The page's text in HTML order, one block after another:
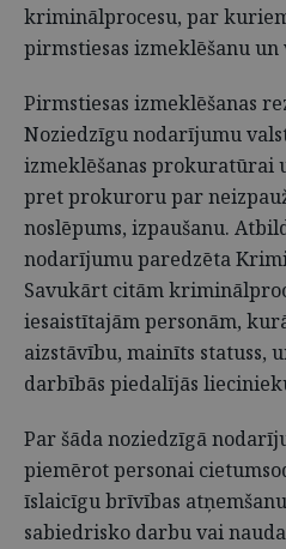
kriminālprocesu, par
pirmstiesas izmeklēšanu
Pirmstiesas izmeklēšanas
Noziedzīgu nodarījumu
izmeklēšanas prokuratūrai
pret prokuroru par
noslēpums, izpaušanu.
nodarījumu paredzēta
Savukārt citām
iesaistītajām personām,
aizstāvību, mainīts statuss,
darbībās piedalījās
Par šāda noziedzīgā
piemērot personai
īslaicīgu brīvības
sabiedrisko darbu vai